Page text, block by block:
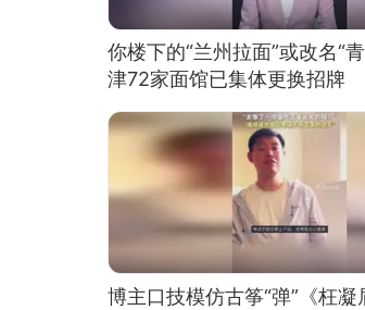
你楼下的“兰州拉面”或改名“
津72家面馆已集体更换招牌
博主口技模仿古筝“弹”《枉凝